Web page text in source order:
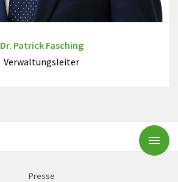
Dr. Patrick Fasching
Verwaltungsleiter
Presse